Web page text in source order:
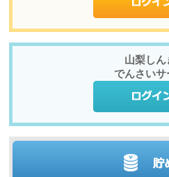
山梨しん
でんさいサ